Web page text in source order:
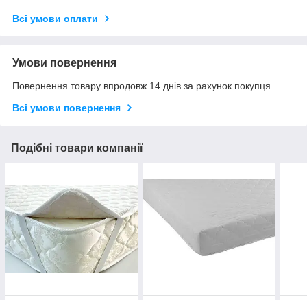
Всі умови оплати
Умови повернення
Повернення товару впродовж 14 днів за рахунок покупця
Всі умови повернення
Подібні товари компанії